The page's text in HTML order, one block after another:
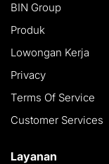
BIN Group
Produk
Lowongan Kerja
Privacy
Terms Of Service
Customer Services
Layanan